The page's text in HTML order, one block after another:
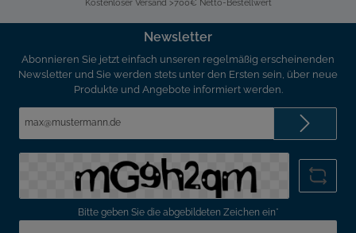
Newsletter
Abonnieren Sie jetzt einfach unseren regelmäßig erscheinenden
Newsletter und Sie werden stets unter den Ersten sein, über neue
Produkte und Angebote informiert werden.
Bitte geben Sie die abgebildeten Zeichen ein*